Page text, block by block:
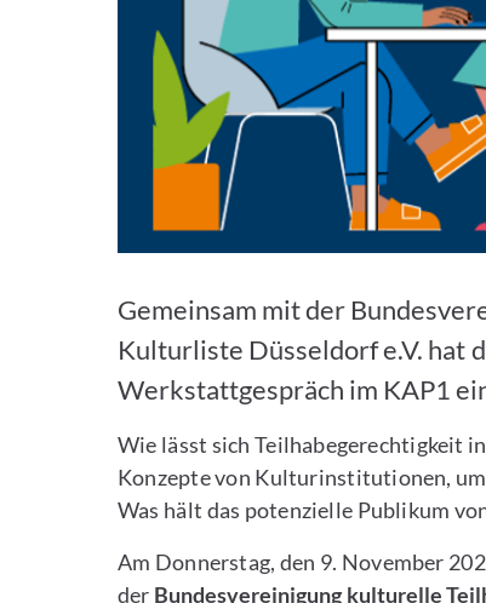
Gemeinsam mit der
Kulturliste Düsseldorf e.V.
Werkstattgespräch im KAP1
Wie lässt sich Teilhabegerechtigkeit
Konzepte von Kulturinstitutionen, um
Was hält das potenzielle Publikum
Am Donnerstag, den 9. November
der Bundesvereinigung kulturelle